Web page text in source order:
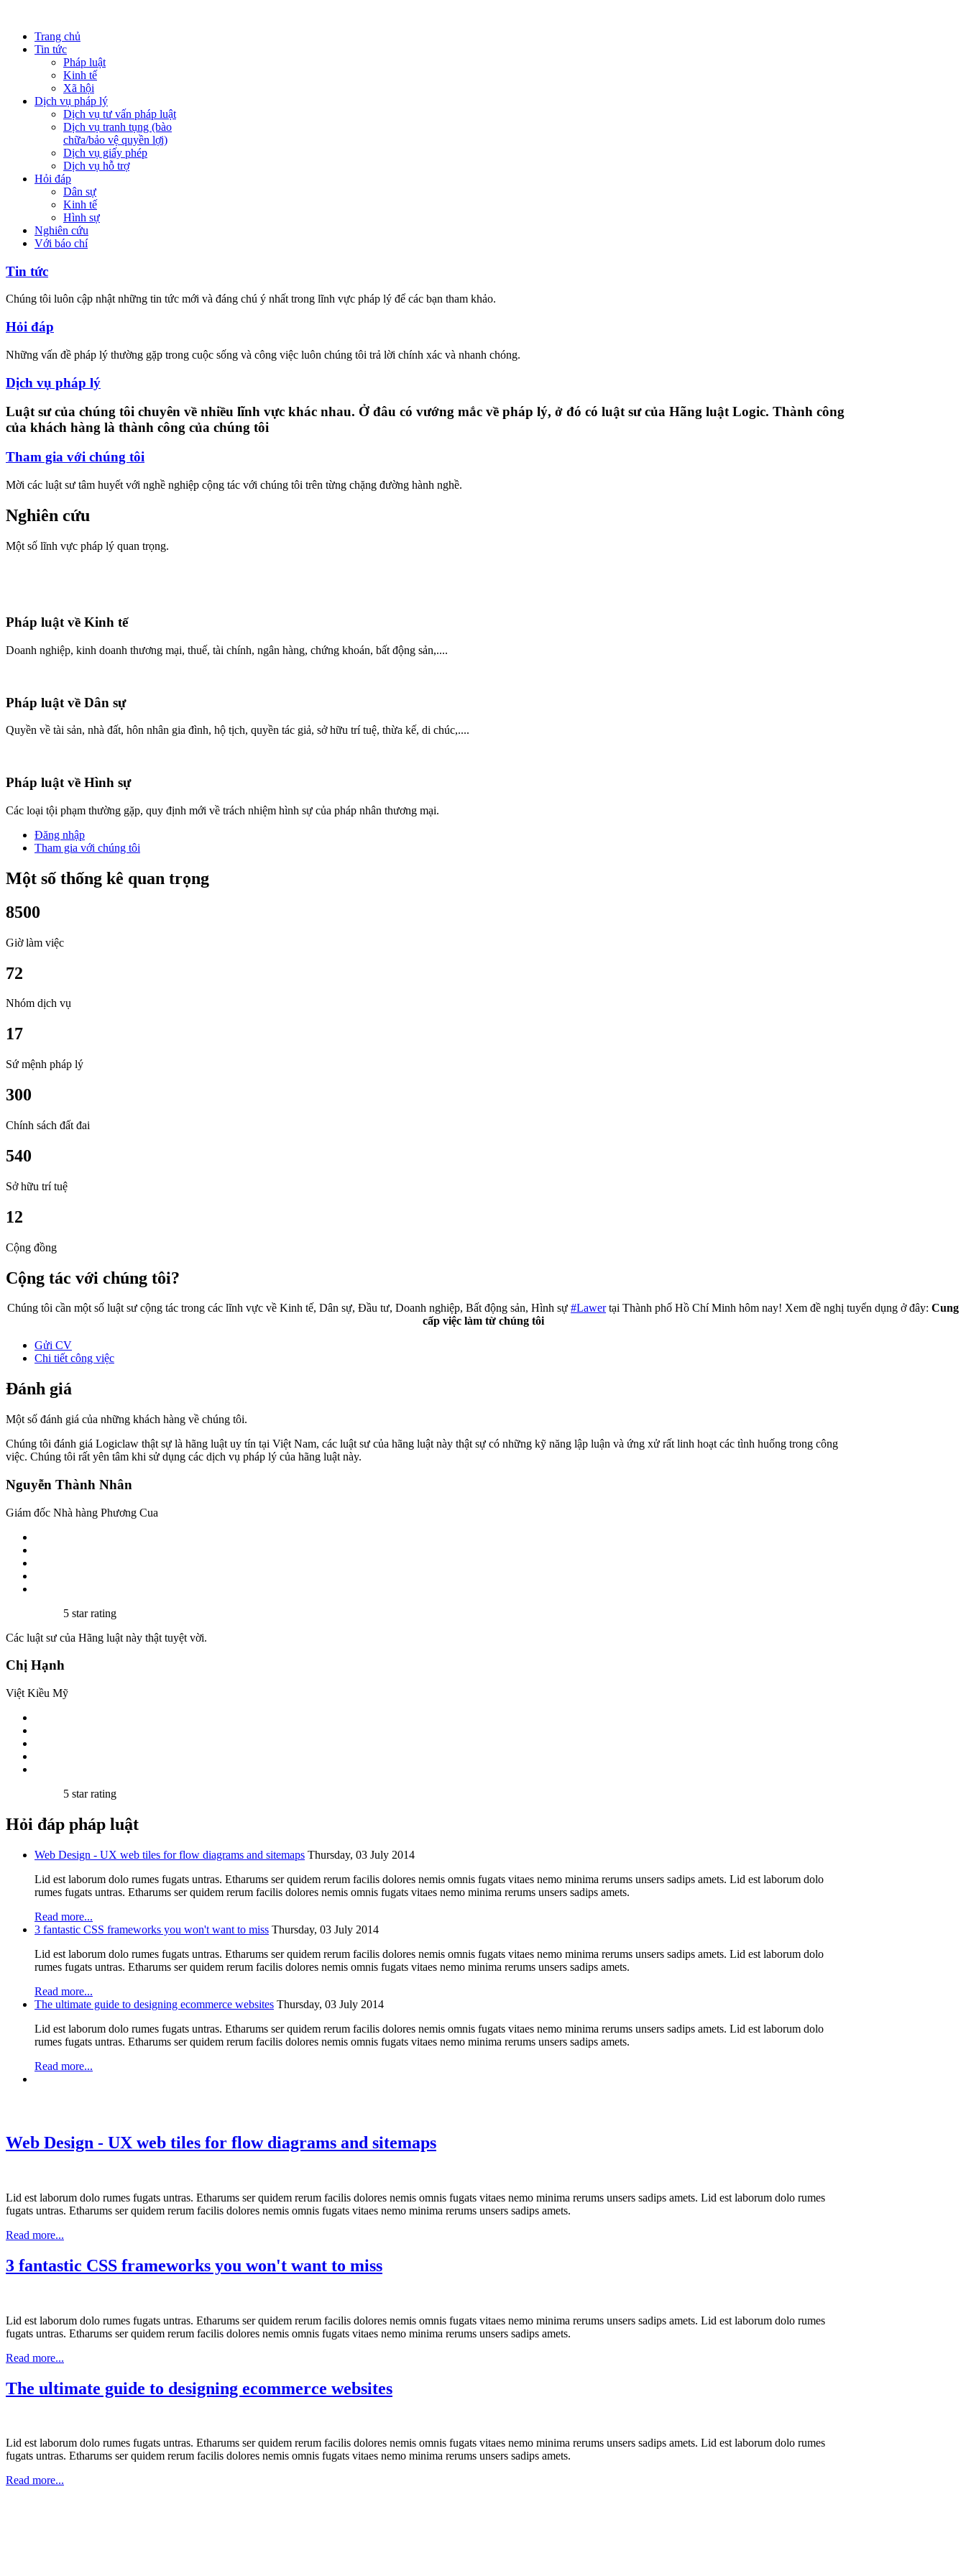
Trang chủ
Tin tức
Pháp luật
Kinh tế
Xã hội
Dịch vụ pháp lý
Dịch vụ tư vấn pháp luật
Dịch vụ tranh tụng (bào
chữa/bảo vệ quyền lợi)
Dịch vụ giấy phép
Dịch vụ hỗ trợ
Hỏi đáp
Dân sự
Kinh tế
Hình sự
Nghiên cứu
Với báo chí
Tin tức
Chúng tôi luôn cập nhật những tin tức mới và đáng chú ý nhất trong lĩnh vực pháp lý để các bạn tham khảo.
Hỏi đáp
Những vấn đề pháp lý thường gặp trong cuộc sống và công việc luôn chúng tôi trả lời chính xác và nhanh chóng.
Dịch vụ pháp lý
Luật sư của chúng tôi chuyên về nhiều lĩnh vực khác nhau. Ở đâu có vướng mắc về pháp lý, ở đó có luật sư của Hãng luật Logic. Thành công
của khách hàng là thành công của chúng tôi
Tham gia với chúng tôi
Mời các luật sư tâm huyết với nghề nghiệp cộng tác với chúng tôi trên từng chặng đường hành nghề.
Nghiên cứu
Một số lĩnh vực pháp lý quan trọng.
Pháp luật về Kinh tế
Doanh nghiệp, kinh doanh thương mại, thuế, tài chính, ngân hàng, chứng khoán, bất động sản,....
Pháp luật về Dân sự
Quyền về tài sản, nhà đất, hôn nhân gia đình, hộ tịch, quyền tác giả, sở hữu trí tuệ, thừa kế, di chúc,....
Pháp luật về Hình sự
Các loại tội phạm thường gặp, quy định mới về trách nhiệm hình sự của pháp nhân thương mại.
Đăng nhập
Tham gia với chúng tôi
Một số thống kê quan trọng
8500
Giờ làm việc
72
Nhóm dịch vụ
17
Sứ mệnh pháp lý
300
Chính sách đất đai
540
Sở hữu trí tuệ
12
Cộng đồng
Cộng tác với chúng tôi?
Chúng tôi cần một số luật sư cộng tác trong các lĩnh vực về Kinh tế, Dân sự, Đầu tư, Doanh nghiệp, Bất động sản, Hình sự #Lawertại Thành phố Hồ Chí Minh hôm nay! Xem đề nghị tuyển dụng ở đây: Cung
cấp việc làm từ chúng tôi
Gửi CV
Chi tiết công việc
Đánh giá
Một số đánh giá của những khách hàng về chúng tôi.
Chúng tôi đánh giá Logiclaw thật sự là hãng luật uy tín tại Việt Nam, các luật sư của hãng luật này thật sự có những kỹ năng lập luận và ứng xử rất linh hoạt các tình huống trong công
việc. Chúng tôi rất yên tâm khi sử dụng các dịch vụ pháp lý của hãng luật này.
Nguyễn Thành Nhân
Giám đốc Nhà hàng Phương Cua
5 star rating
Các luật sư của Hãng luật này thật tuyệt vời.
Chị Hạnh
Việt Kiều Mỹ
5 star rating
Hỏi đáp pháp luật
Web Design - UX web tiles for flow diagrams and sitemaps Thursday, 03 July 2014
Lid est laborum dolo rumes fugats untras. Etharums ser quidem rerum facilis dolores nemis omnis fugats vitaes nemo minima rerums unsers sadips amets. Lid est laborum dolo
rumes fugats untras. Etharums ser quidem rerum facilis dolores nemis omnis fugats vitaes nemo minima rerums unsers sadips amets.
Read more...
3 fantastic CSS frameworks you won't want to miss Thursday, 03 July 2014
Lid est laborum dolo rumes fugats untras. Etharums ser quidem rerum facilis dolores nemis omnis fugats vitaes nemo minima rerums unsers sadips amets. Lid est laborum dolo
rumes fugats untras. Etharums ser quidem rerum facilis dolores nemis omnis fugats vitaes nemo minima rerums unsers sadips amets.
Read more...
The ultimate guide to designing ecommerce websites Thursday, 03 July 2014
Lid est laborum dolo rumes fugats untras. Etharums ser quidem rerum facilis dolores nemis omnis fugats vitaes nemo minima rerums unsers sadips amets. Lid est laborum dolo
rumes fugats untras. Etharums ser quidem rerum facilis dolores nemis omnis fugats vitaes nemo minima rerums unsers sadips amets.
Read more...
Web Design - UX web tiles for flow diagrams and sitemaps
Lid est laborum dolo rumes fugats untras. Etharums ser quidem rerum facilis dolores nemis omnis fugats vitaes nemo minima rerums unsers sadips amets. Lid est laborum dolo rumes
fugats untras. Etharums ser quidem rerum facilis dolores nemis omnis fugats vitaes nemo minima rerums unsers sadips amets.
Read more...
3 fantastic CSS frameworks you won't want to miss
Lid est laborum dolo rumes fugats untras. Etharums ser quidem rerum facilis dolores nemis omnis fugats vitaes nemo minima rerums unsers sadips amets. Lid est laborum dolo rumes
fugats untras. Etharums ser quidem rerum facilis dolores nemis omnis fugats vitaes nemo minima rerums unsers sadips amets.
Read more...
The ultimate guide to designing ecommerce websites
Lid est laborum dolo rumes fugats untras. Etharums ser quidem rerum facilis dolores nemis omnis fugats vitaes nemo minima rerums unsers sadips amets. Lid est laborum dolo rumes
fugats untras. Etharums ser quidem rerum facilis dolores nemis omnis fugats vitaes nemo minima rerums unsers sadips amets.
Read more...